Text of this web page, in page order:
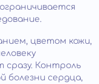
цветом кожи,
Контроль
болезни сердца,